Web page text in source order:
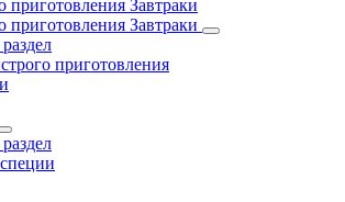
Завтраки
Завтраки
приготовления